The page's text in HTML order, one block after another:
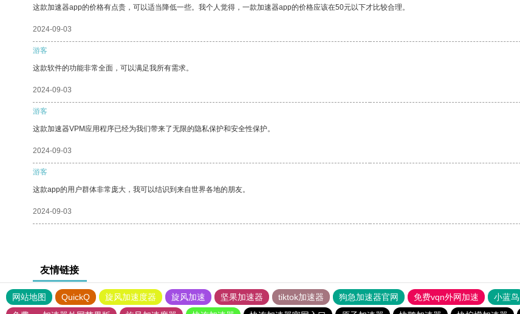
这款加速器app的价格有点贵，可以适当降低一些。我个人觉得，一款加速器app的价格应该在50元以下才比较合理。
2024-09-03
游客
这款软件的功能非常全面，可以满足我所有需求。
2024-09-03
游客
这款加速器VPM应用程序已经为我们带来了无限的隐私保护和安全性保护。
2024-09-03
游客
这款app的用户群体非常庞大，我可以结识到来自世界各地的朋友。
2024-09-03
友情链接
网站地图 QuickQ 旋风加速度器 旋风加速 坚果加速器 tiktok加速器 狗急加速器官网 免费vqn外网加速 小蓝鸟